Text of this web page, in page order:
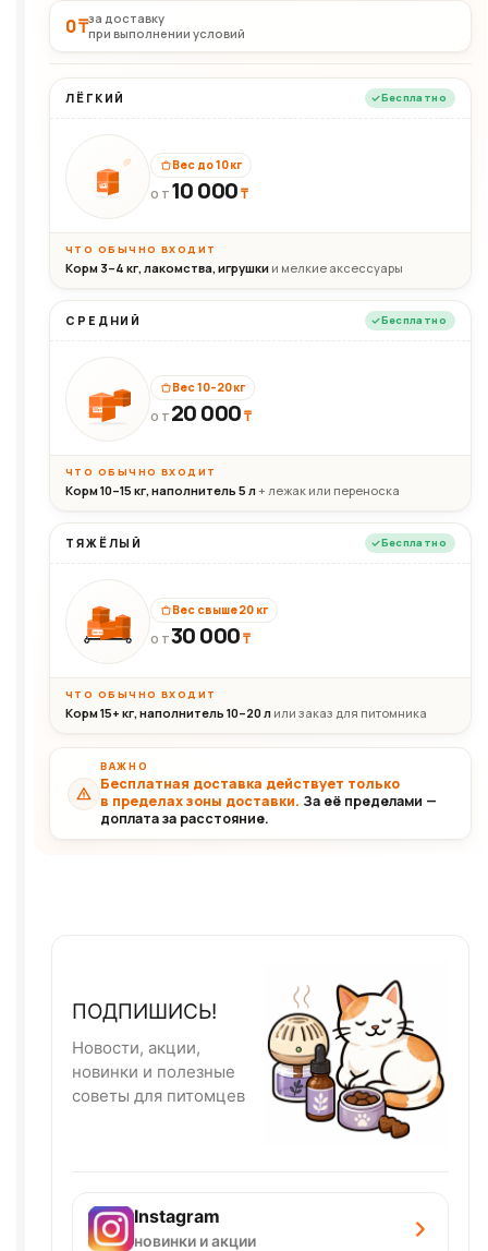
0 ₸за доставку
при выполнении условий
ЛЁГКИЙ Бесплатно
10кг
Вес до 10 кг
ОТ 10 000₸
ЧТО ОБЫЧНО ВХОДИТ
Корм 3–4 кг, лакомства, игрушки и мелкие аксессуары
СРЕДНИЙ Бесплатно
20кг
Вес 10–20 кг
ОТ 20 000₸
ЧТО ОБЫЧНО ВХОДИТ
Корм 10–15 кг, наполнитель 5 л+ лежак или переноска
ТЯЖЁЛЫЙ Бесплатно
30+кг
Вес свыше 20 кг
ОТ30 000₸
ЧТО ОБЫЧНО ВХОДИТ
Корм 15+ кг, наполнитель 10–20 л или заказ для питомника
ВАЖНО
Бесплатная доставка действует только
в пределах зоны доставки. За её пределами —
доплата за расстояние.
ПОДПИШИСЬ!
Новости, акции,
новинки и полезные
советы для питомцев
Instagram
новинки и акции